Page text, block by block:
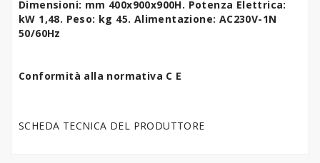
Dimensioni: mm 400x900x900H. Potenza Elettrica:
kW 1,48. Peso: kg 45. Alimentazione: AC230V-1N
50/60Hz
Conformità alla normativa C E
SCHEDA TECNICA DEL PRODUTTORE